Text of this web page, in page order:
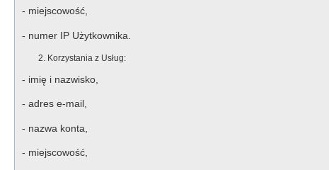
- miejscowość,
- numer IP Użytkownika.
Korzystania z Usług:
- imię i nazwisko,
- adres e-mail,
- nazwa konta,
- miejscowość,